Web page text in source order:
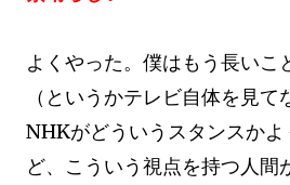
よくやった。僕はもう長いこ
（というかテレビ自体を見
NHKがどういうスタンスか
ど、こういう視点を持つ人間